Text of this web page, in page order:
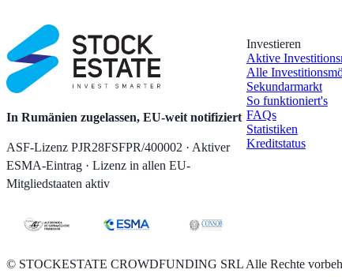
In Rumänien zugelassen, EU-weit notifiziert
ASF-Lizenz PJR28FSFPR/400002 · Aktiver
ESMA-Eintrag · Lizenz in allen EU-
Mitgliedstaaten aktiv
Investieren
Aktive
Alle
Sekundarmarkt
So funktioniert's
FAQs
Statistiken
Kreditstatus
© STOCKESTATE CROWDFUNDING SRL Alle Rechte